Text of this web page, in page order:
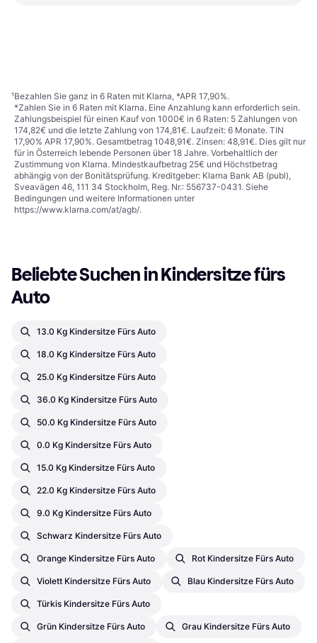
¹Bezahlen Sie ganz in 6 Raten mit Klarna, *APR 17,90%.
*Zahlen Sie in 6 Raten mit Klarna. Eine Anzahlung kann erforderlich sein.
Zahlungsbeispiel für einen Kauf von 1000€ in 6 Raten: 5 Zahlungen von
174,82€ und die letzte Zahlung von 174,81€. Laufzeit: 6 Monate. TIN
17,90% APR 17,90%. Gesamtbetrag 1048,91€. Zinsen: 48,91€. Dies gilt nur
für in Österreich lebende Personen über 18 Jahre. Vorbehaltlich der
Zustimmung von Klarna. Mindestkaufbetrag 25€ und Höchstbetrag
abhängig von der Bonitätsprüfung. Kreditgeber: Klarna Bank AB (publ),
Sveavägen 46, 111 34 Stockholm, Reg. Nr.: 556737-0431. Siehe
Bedingungen und weitere Informationen unter
https://www.klarna.com/at/agb/.
Beliebte Suchen in Kindersitze fürs
Auto
13.0 Kg Kindersitze Fürs Auto
18.0 Kg Kindersitze Fürs Auto
25.0 Kg Kindersitze Fürs Auto
36.0 Kg Kindersitze Fürs Auto
50.0 Kg Kindersitze Fürs Auto
0.0 Kg Kindersitze Fürs Auto
15.0 Kg Kindersitze Fürs Auto
22.0 Kg Kindersitze Fürs Auto
9.0 Kg Kindersitze Fürs Auto
Schwarz Kindersitze Fürs Auto
Orange Kindersitze Fürs Auto Rot Kindersitze Fürs Auto
Violett Kindersitze Fürs Auto Blau Kindersitze Fürs Auto
Türkis Kindersitze Fürs Auto
Grün Kindersitze Fürs Auto Grau Kindersitze Fürs Auto